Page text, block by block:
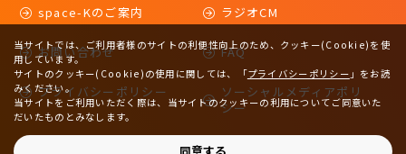
space-Kのご案内 ラジオCM
お問い合わせ FAQ
プライバシーポリシー
ソーシャルメディアポリ
シー
当サイトでは、ご利用者様のサイトの利便性向上のため、クッキー(Cookie)を使
用しています。
サイトのクッキー(Cookie)の使用に関しては、
「プライバシーポリシー 」をお読
みください。
当サイトをご利用いただく際は、当サイトのクッキーの利用についてご同意いた
だいたものとみなします。